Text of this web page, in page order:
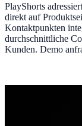
PlayShorts
direkt auf
Kontaktpunkten
durchschnittliche
Kunden. Demo